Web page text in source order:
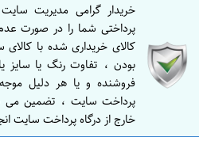
خریدار گرامی مدیریت سایت
پرداختی شما را در صورت
کالای خریداری شده با
بودن ، تفاوت رنگ یا سایز
فروشنده و یا هر دلیل
پرداخت سایت ، تضمین می
خارج از درگاه پرداخت سایت